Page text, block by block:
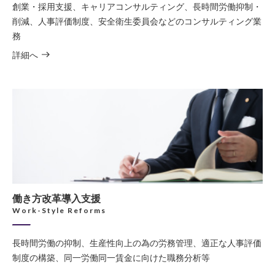
創業・採用支援、キャリアコンサルティング、長時間労働抑制・
削減、人事評価制度、安全衛生委員会などのコンサルティング業
務
詳細へ
働き方改革導入支援
Work-Style Reforms
長時間労働の抑制、生産性向上の為の労務管理、適正な人事評価
制度の構築、同一労働同一賃金に向けた職務分析等